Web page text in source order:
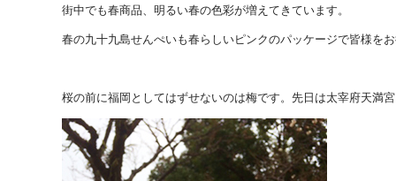
街中でも春商品、明るい春の色彩が増えてきています。
春の九十九島せんぺいも春らしいピンクのパッケージで皆様を
桜の前に福岡としてはずせないのは梅です。先日は太宰府天満